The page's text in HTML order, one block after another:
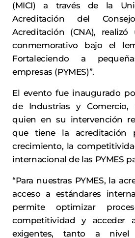
(MICI) a través de la
Acreditación del
Acreditación (CNA), realizó
conmemorativo bajo el
Fortaleciendo a
empresas (PYMES)”.
El evento fue inaugurado
de Industrias y Comercio,
quien en su intervención
que tiene la acreditación
crecimiento, la
internacional de las PYMES
“Para nuestras PYMES, la
acceso a estándares
permite optimizar
competitividad y acceder
exigentes, tanto a nivel